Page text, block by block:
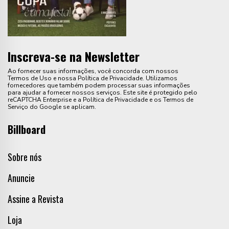
Inscreva-se na Newsletter
Ao fornecer suas informações, você concorda com nossos
Termos de Uso e nossa Política de Privacidade. Utilizamos
fornecedores que também podem processar suas informações
para ajudar a fornecer nossos serviços. Este site é protegido pelo
reCAPTCHA Enterprise e a Política de Privacidade e os Termos de
Serviço do Google se aplicam.
Billboard
Sobre nós
Anuncie
Assine a Revista
Loja